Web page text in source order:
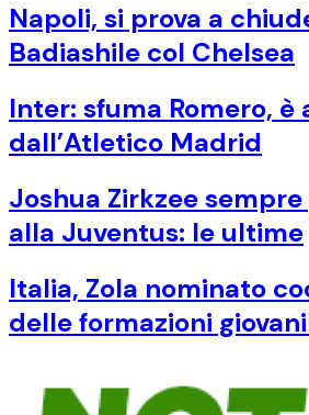
Napoli, si prova a
Badiashile col Chelsea
Inter: sfuma Romero, è
dall’Atletico Madrid
Joshua Zirkzee
alla Juventus: le ultime
Italia, Zola nominato
delle formazioni